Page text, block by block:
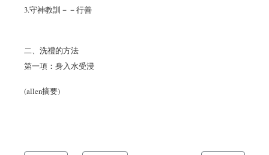
3.守神教訓－－行善
二、洗禮的方法
第一項：身入水受浸
(allen摘要)